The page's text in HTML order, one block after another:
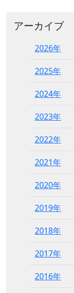
アーカイブ
2026年
2025年
2024年
2023年
2022年
2021年
2020年
2019年
2018年
2017年
2016年